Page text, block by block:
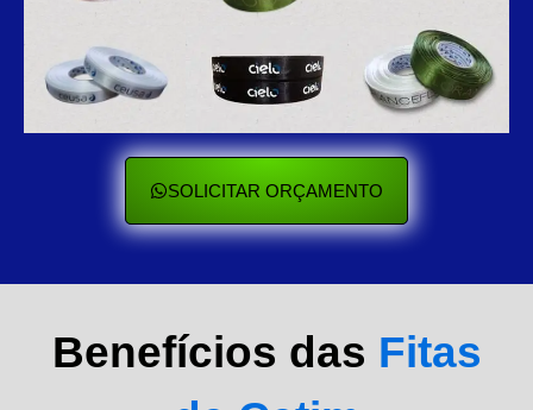
SOLICITAR ORÇAMENTO
Benefícios das Fitas